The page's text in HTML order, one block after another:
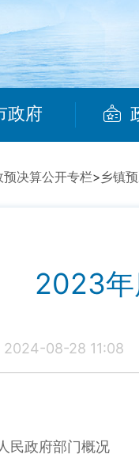
政府
预决算公开专栏>乡镇
2023年
2024-08-28 11:08
政府部门概况